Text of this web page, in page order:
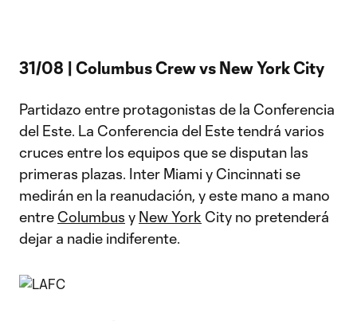
31/08 | Columbus Crew vs New York City
Partidazo entre protagonistas de la Conferencia
del Este. La Conferencia del Este tendrá varios
cruces entre los equipos que se disputan las
primeras plazas. Inter Miami y Cincinnati se
medirán en la reanudación, y este mano a mano
entre Columbus y New York City no pretenderá
dejar a nadie indiferente.